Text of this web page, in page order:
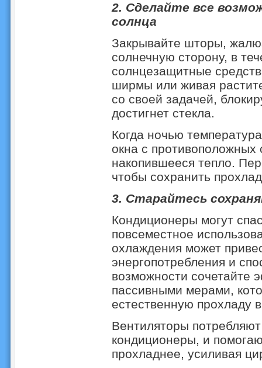
2. Сделайте все
солнца
Закрывайте шторы,
солнечную сторону, в
солнцезащитные
ширмы или живая
со своей задачей,
достигнет стекла.
Когда ночью
окна с противоположных
накопившееся тепло.
чтобы сохранить
3. Старайтесь
Кондиционеры могут
повсеместное
охлаждения может
энергопотребления и
возможности сочетайте
пассивными мерами,
естественную прохладу
Вентиляторы
кондиционеры, и
прохладнее, усиливая